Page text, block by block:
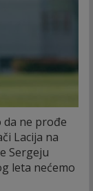
da ne prođe
Lacija na
Sergeju
leta nećemo